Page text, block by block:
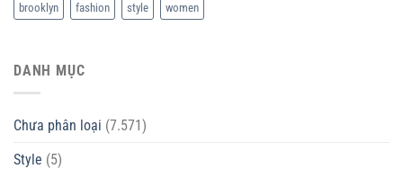
brooklyn fashion style women
DANH MỤC
Chưa phân loại (7.571)
Style (5)